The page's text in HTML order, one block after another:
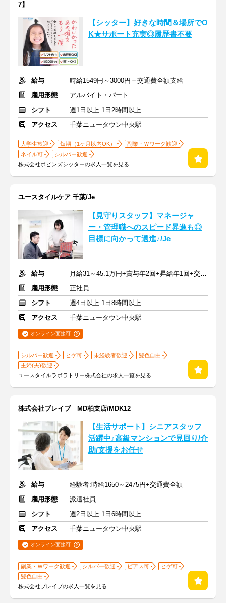
7】
【シッター】好きな時間＆場所でO
K★サポート充実◎履歴書不要
給与
時給1549円～3000円＋交通費全額支給
雇用形態
アルバイト・パート
シフト
週1日以上 1日2時間以上
アクセス
千葉ニュータウン中央駅
大学生歓迎 短期（1ヶ月以内OK）
副業・Ｗワーク歓迎
ネイル可
シルバー歓迎
株式会社ポピンズシッターの求人一覧を見る
ユースタイルケア 千葉/Je
【見守りスタッフ】マネージャ
ー・管理職へのスピード昇進も◎
目標に向かって邁進♪/Je
給与
月給31～45.1万円+賞与年2回+昇給年1回+交通費全額
雇用形態
正社員
シフト
週4日以上 1日8時間以上
アクセス
千葉ニュータウン中央駅
オンライン面接可
シルバー歓迎 ヒゲ可 未経験者歓迎
髪色自由
主婦(夫)歓迎
ユースタイルラボラトリー株式会社の求人一覧を見る
株式会社ブレイブ MD柏支店/MDK12
【生活サポート】シニアスタッフ
活躍中♪高級マンションで見回り/介
助/支援をお任せ
給与
経験者:時給1650～2475円+交通費全額
雇用形態
派遣社員
シフト
週2日以上 1日6時間以上
アクセス
千葉ニュータウン中央駅
オンライン面接可
副業・Ｗワーク歓迎 シルバー歓迎 ピアス可
ヒゲ可
髪色自由
株式会社ブレイブの求人一覧を見る